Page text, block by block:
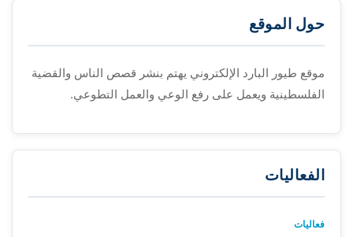
حول الموقع
موقع طيور البارد الإلكتروني يهتم بنشر قصص الناس والقضية
الفلسطينية ويعمل على رفع الوعي والعمل التطوعي.
الفعاليات
فعاليات